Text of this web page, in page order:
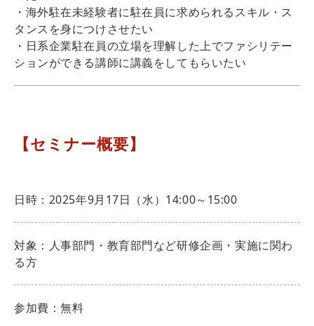
・海外駐在未経験者に駐在員に求められるスキル・ス
タンスを身につけさせたい
・日系企業駐在員の立場を理解した上でファシリテー
ションができる講師に講義をしてもらいたい
【セミナー概要】
日時：2025年9月17日（水）14:00～15:00
対象：人事部門・教育部門など研修企画・実施に関わ
る方
参加費：無料